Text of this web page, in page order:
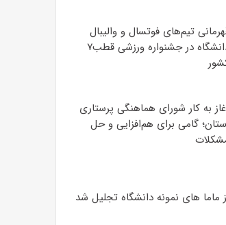
تیم‌های فوتسال و والیبال
دانشگاه در جشنواره ورزشی قطب۷
به کار شورای هماهنگی پرستاری
گامی برای هم‌افزایی و حل
ماما های نمونه دانشگاه تجلیل شد